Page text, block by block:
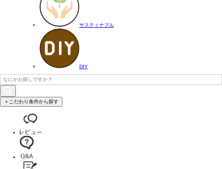
サスティナブル
DIY
＋こだわり条件から探す